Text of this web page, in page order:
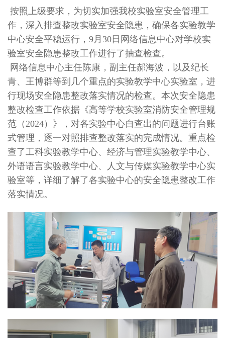
按照上级要求，为切实加强我校实验室安全管理工
作，深入排查整改实验室安全隐患，确保各实验教学
中心安全平稳运行，9月30日网络信息中心对学校实
验室安全隐患整改工作进行了抽查检查。
网络信息中心主任陈康，副主任郝海波，以及纪长
青、王博群等到几个重点的实验教学中心实验室，进
行现场安全隐患整改落实情况的检查。本次安全隐患
整改检查工作依据《高等学校实验室消防安全管理规
范（2024）》，对各实验中心自查出的问题进行台账
式管理，逐一对照排查整改落实的完成情况。重点检
查了工科实验教学中心、经济与管理实验教学中心、
外语语言实验教学中心、人文与传媒实验教学中心实
验室等，详细了解了各实验中心的安全隐患整改工作
落实情况。